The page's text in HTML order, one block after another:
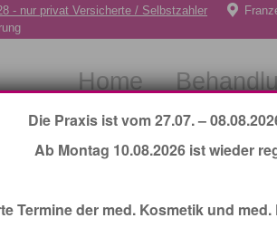
- nur privat Versicherte / Selbstzahler
Home
Die Praxis ist vom 27.07. –
Ab Montag 10.08.2026 ist wieder
Termine der med. Kosmetik und
- nur privat Versicherte / Selbstzahler
Home